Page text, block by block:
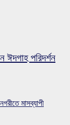
ঈদগাহ পরিদর্শন
মাসব্যাপী